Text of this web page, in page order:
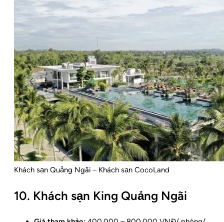
Khách sạn Quảng Ngãi – Khách sạn CocoLand
10. Khách sạn King Quảng Ngãi